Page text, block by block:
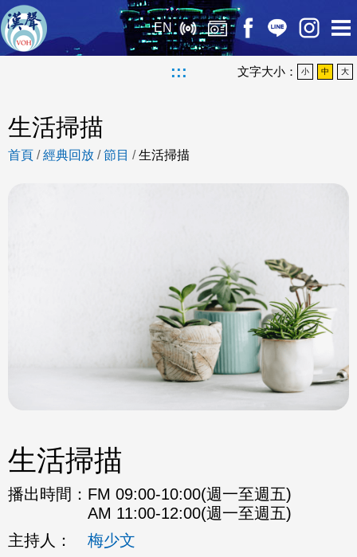
EN
::: 文字大小： 小 中 大
生活掃描
首頁 /經典回放 /節目 /生活掃描
生活掃描
播出時間： FM 09:00-10:00(週一至週五)
AM 11:00-12:00(週一至週五)
主持人：
梅少文